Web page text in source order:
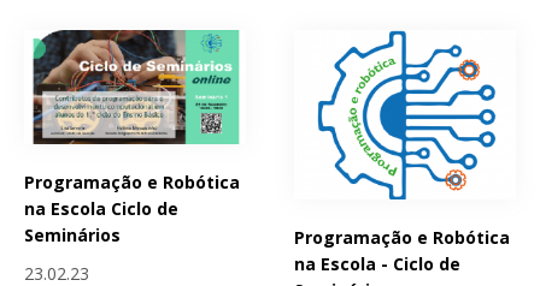
Programação e Robótica
na Escola Ciclo de
Seminários
23.02.23
Programação e Robótica
na Escola - Ciclo de